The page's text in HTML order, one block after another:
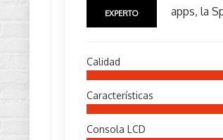
EXPERTO
apps, la
Calidad
Características
Consola LCD